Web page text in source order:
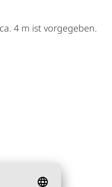
4 m ist vorgegeben.